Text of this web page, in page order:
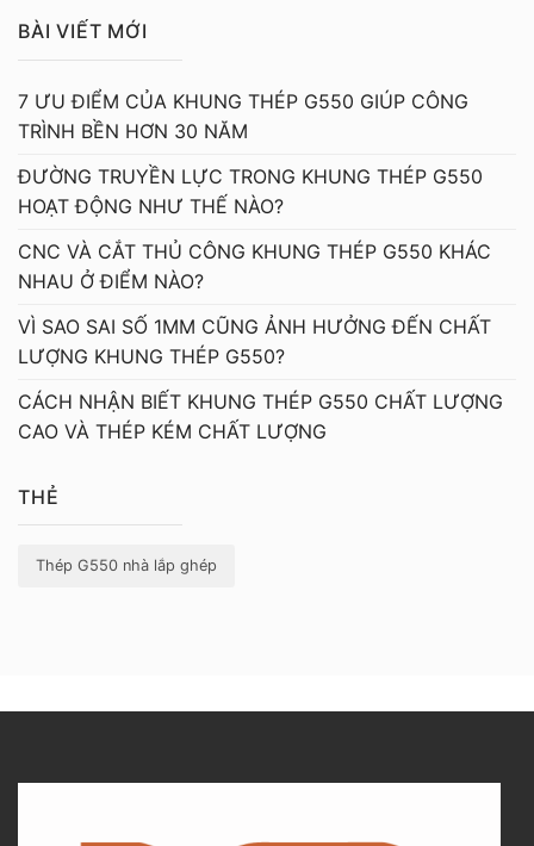
BÀI VIẾT MỚI
7 ƯU ĐIỂM CỦA KHUNG THÉP G550 GIÚP CÔNG
TRÌNH BỀN HƠN 30 NĂM
ĐƯỜNG TRUYỀN LỰC TRONG KHUNG THÉP G550
HOẠT ĐỘNG NHƯ THẾ NÀO?
CNC VÀ CẮT THỦ CÔNG KHUNG THÉP G550 KHÁC
NHAU Ở ĐIỂM NÀO?
VÌ SAO SAI SỐ 1MM CŨNG ẢNH HƯỞNG ĐẾN CHẤT
LƯỢNG KHUNG THÉP G550?
CÁCH NHẬN BIẾT KHUNG THÉP G550 CHẤT LƯỢNG
CAO VÀ THÉP KÉM CHẤT LƯỢNG
THẺ
Thép G550 nhà lắp ghép